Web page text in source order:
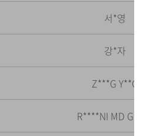
서*영
강*자
Z***G Y**G
R****NI MD